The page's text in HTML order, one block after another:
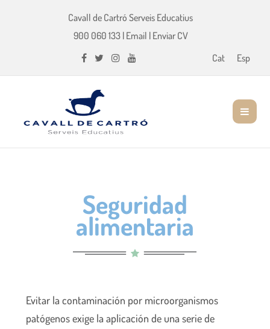
Cavall de Cartró Serveis Educatius
900 060 133| Email | Enviar CV
Cat
Esp
Seguridad
alimentaria
Evitar la contaminación por microorganismos
patógenos exige la aplicación de una serie de